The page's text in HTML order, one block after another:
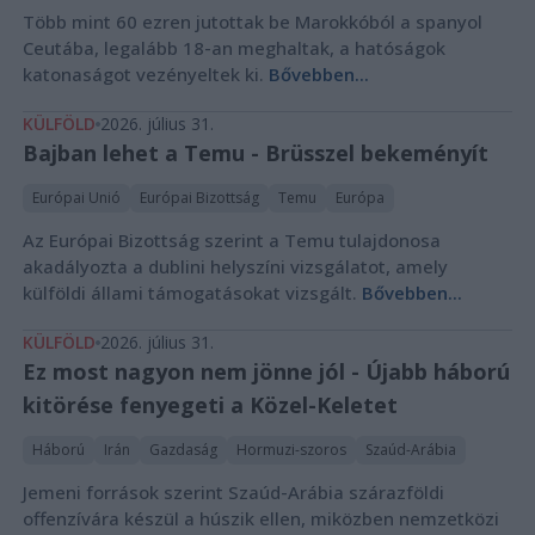
Több mint 60 ezren jutottak be Marokkóból a spanyol
Ceutába, legalább 18-an meghaltak, a hatóságok
katonaságot vezényeltek ki. Bővebben...
KÜLFÖLD 2026. július 31.
Bajban lehet a Temu - Brüsszel bekeményít
Európai Unió Európai Bizottság Temu Európa
Az Európai Bizottság szerint a Temu tulajdonosa
akadályozta a dublini helyszíni vizsgálatot, amely
külföldi állami támogatásokat vizsgált. Bővebben...
KÜLFÖLD 2026. július 31.
Ez most nagyon nem jönne jól - Újabb háború
kitörése fenyegeti a Közel-Keletet
Háború Irán Gazdaság Hormuzi-szoros Szaúd-Arábia
Jemeni források szerint Szaúd-Arábia szárazföldi
offenzívára készül a húszik ellen, miközben nemzetközi